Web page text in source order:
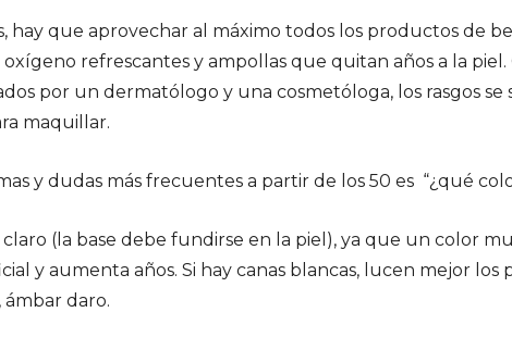
hay que aprovechar al máximo todos los productos de
oxígeno refrescantes y ampollas que quitan años a la piel.
por un dermatólogo y una cosmetóloga, los rasgos se
maquillar.
y dudas más frecuentes a partir de los 50 es “¿qué
(la base debe fundirse en la piel), ya que un color
y aumenta años. Si hay canas blancas, lucen mejor los
ámbar daro.